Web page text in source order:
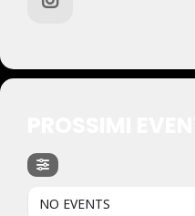
NO EVENTS